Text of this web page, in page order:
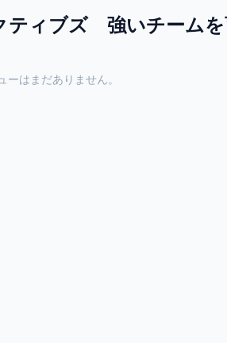
ティブズ 強いチーム
ーはまだありません。